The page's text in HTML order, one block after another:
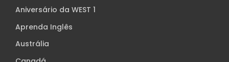
Aniversário da WEST 1
Aprenda Inglês
Austrália